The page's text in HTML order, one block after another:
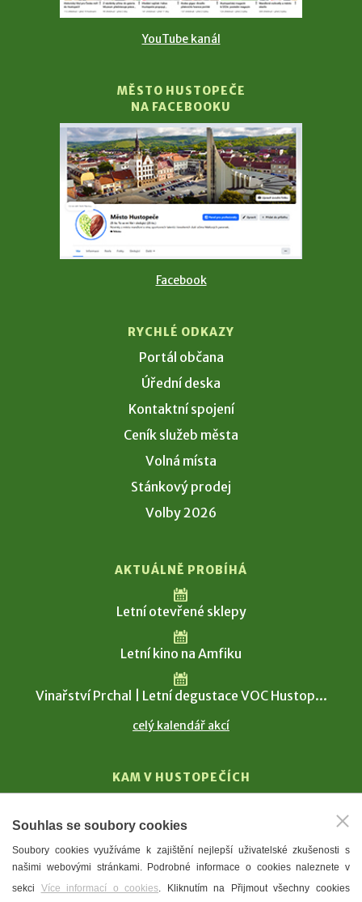
YouTube kanál
MĚSTO HUSTOPEČE
NA FACEBOOKU
Facebook
RYCHLÉ ODKAZY
Portál občana
Úřední deska
Kontaktní spojení
Ceník služeb města
Volná místa
Stánkový prodej
Volby 2026
AKTUÁLNĚ PROBÍHÁ
Letní otevřené sklepy
Letní kino na Amfiku
Vinařství Prchal | Letní degustace VOC Hustop...
celý kalendář akcí
KAM V HUSTOPEČÍCH
T. G. Masaryk
Mandloně
Ubytování
Souhlas se soubory cookies
Soubory cookies využíváme k zajištění nejlepší uživatelské zkušenosti s
našimi webovými stránkami. Podrobné informace o cookies naleznete v
sekci Více informací o cookies. Kliknutím na Přijmout všechny cookies